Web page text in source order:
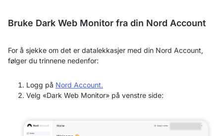
Bruke Dark Web Monitor fra din Nord Account
For å sjekke om det er datalekkasjer med din Nord Account,
følger du trinnene nedenfor:
Logg på Nord Account.
Velg «Dark Web Monitor» på venstre side: